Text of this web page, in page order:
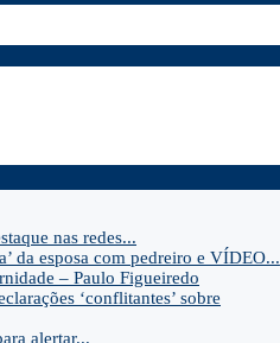
nas redes...
da esposa com pedreiro e VÍDEO...
– Paulo Figueiredo
‘conflitantes’ sobre
alertar...